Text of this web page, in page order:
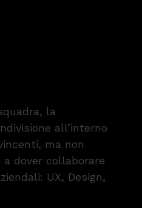
la
all’interno
ma non
dover collaborare
UX, Design,